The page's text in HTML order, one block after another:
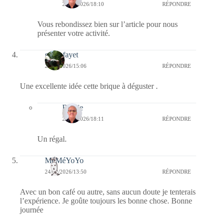
26/02/2026/18:10 RÉPONDRE
Vous rebondissez bien sur l’article pour nous
présenter votre activité.
giselefayet
24/02/2026/15:06 RÉPONDRE
Une excellente idée cette brique à déguster .
Bernie
26/02/2026/18:11 RÉPONDRE
Un régal.
MéMéYoYo
24/02/2026/13:50 RÉPONDRE
Avec un bon café ou autre, sans aucun doute je tenterais
l’expérience. Je goûte toujours les bonne chose. Bonne
journée